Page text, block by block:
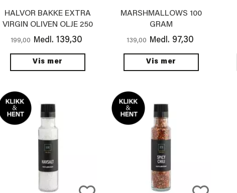
HALVOR BAKKE EXTRA
VIRGIN OLIVEN OLJE 250
ML
199,00 Medl. 139,30
Vis mer
MARSHMALLOWS 100
GRAM
139,00 Medl. 97,30
Vis mer